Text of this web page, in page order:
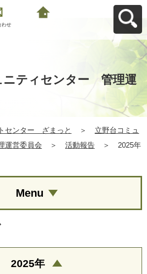
わせ
ニティセンター 管理運
センター ざまっと ＞
立野台コミュ
運営委員会
＞ 活動報告 ＞
2025年
Menu
2025年